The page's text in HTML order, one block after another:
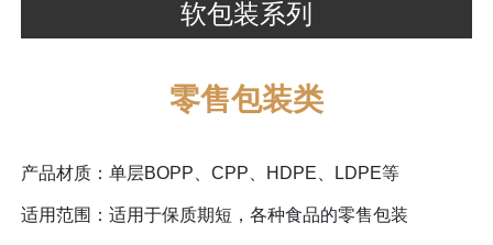
软包装系列
零售包装类
产品材质：单层BOPP、CPP、HDPE、LDPE等
适用范围：适用于保质期短，各种食品的零售包装